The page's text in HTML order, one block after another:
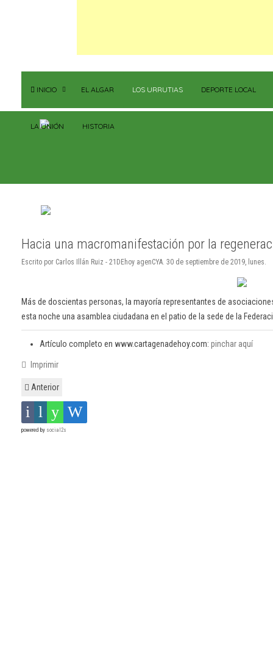
INICIO EL ALGAR LOS URRUTIAS DEPORTE LOCAL
LA UNIÓN HISTORIA
Hacia una macromanifestación por la
Escrito por Carlos Illán Ruiz - 21DEhoy agenCYA. 30 de septiembre de 2019, lunes.
Más de doscientas personas, la mayoría representantes de
esta noche una asamblea ciudadana en el patio de la sede de la
Artículo completo en www.cartagenadehoy.com: pinchar aquí
Imprimir
Anterior
powered by social2s